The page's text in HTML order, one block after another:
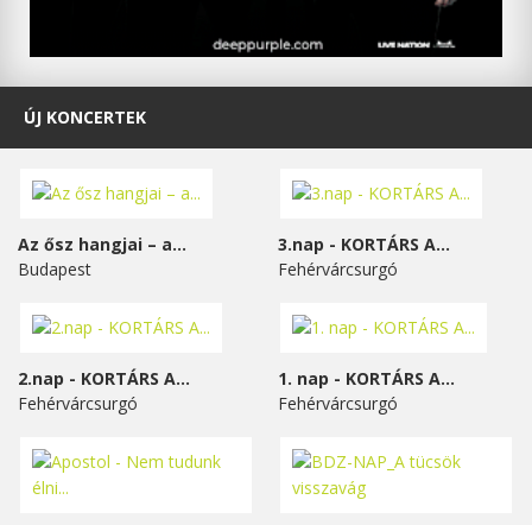
ÚJ KONCERTEK
Az ősz hangjai – a...
Budapest
3.nap - KORTÁRS A...
Fehérvárcsurgó
2.nap - KORTÁRS A...
Fehérvárcsurgó
1. nap - KORTÁRS A...
Fehérvárcsurgó